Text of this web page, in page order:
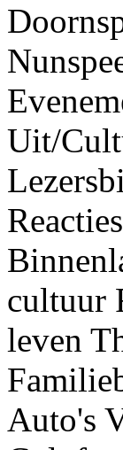
Uit/
cultuur
leven
Auto's